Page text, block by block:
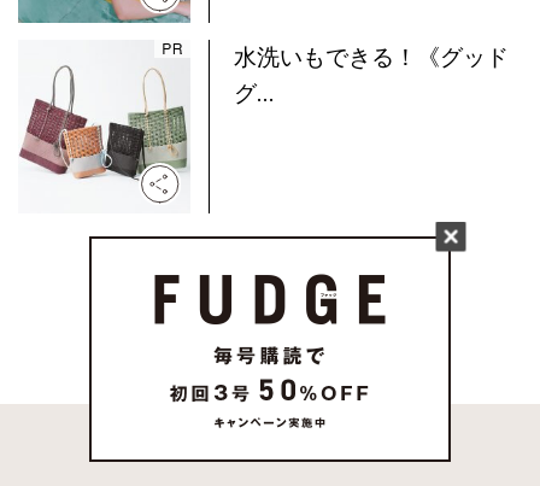
水洗いもできる！《グッド
グ...
MORE